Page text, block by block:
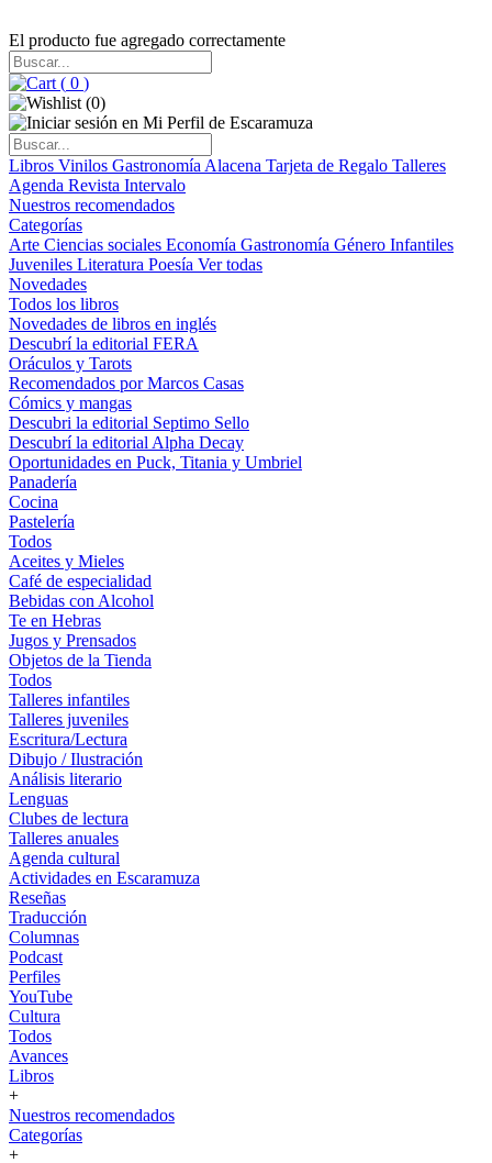
El producto fue agregado correctamente
( 0 )
(0)
Libros Vinilos Gastronomía Alacena Tarjeta de Regalo Talleres
Agenda Revista Intervalo
Nuestros recomendados
Categorías
Arte Ciencias sociales Economía Gastronomía Género Infantiles
Juveniles Literatura Poesía Ver todas
Novedades
Todos los libros
Novedades de libros en inglés
Descubrí la editorial FERA
Oráculos y Tarots
Recomendados por Marcos Casas
Cómics y mangas
Descubri la editorial Septimo Sello
Descubrí la editorial Alpha Decay
Oportunidades en Puck, Titania y Umbriel
Panadería
Cocina
Pastelería
Todos
Aceites y Mieles
Café de especialidad
Bebidas con Alcohol
Te en Hebras
Jugos y Prensados
Objetos de la Tienda
Todos
Talleres infantiles
Talleres juveniles
Escritura/Lectura
Dibujo / Ilustración
Análisis literario
Lenguas
Clubes de lectura
Talleres anuales
Agenda cultural
Actividades en Escaramuza
Reseñas
Traducción
Columnas
Podcast
Perfiles
YouTube
Cultura
Todos
Avances
Libros
+
Nuestros recomendados
Categorías
+